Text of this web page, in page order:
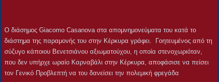
Ο διάσημος Giacomo Casanova στα απομνημονεύματα του κατά το
διάστημα της παραμονής του στην Κέρκυρα γράφει. Γοητευμένος από τη
σύζυγο κάποιου Βενετσιάνου αξιωματούχου, η οποία στενοχωριόταν,
που δεν υπήρχε ωραίο Καρναβάλι στην Κέρκυρα, αποφάσισε να πείσει
τον Γενικό Προβλεπτή να του δανείσει την πολεμική φρεγάδα